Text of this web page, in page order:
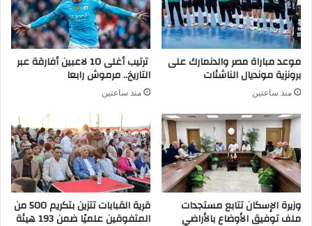
موعد مباراة مصر والدنمارك على
برونزية مونديال الناشئات
منذ ساعتين
ترتيب أغلى 10 لاعبين أفارقة عبر
التاريخ.. مرموش رابعا
منذ ساعتين
وزيرة الإسكان تتابع مستجدات
ملف توفيق الأوضاع بالأراضي
قرية القبابات تتزين بتكريم 500 من
المتفوقين علميًا ضمن 193 هيئة